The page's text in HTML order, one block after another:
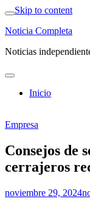
Skip to content
Noticia Completa
Noticias
Inicio
Empresa
Consejos de
cerrajeros
noviembre 29, 2024